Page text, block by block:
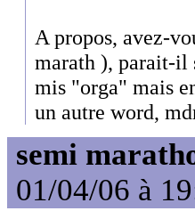
A propos, avez-
marath ), parait-il
mis "orga" mais
un autre word,
semi
01/04/06 à